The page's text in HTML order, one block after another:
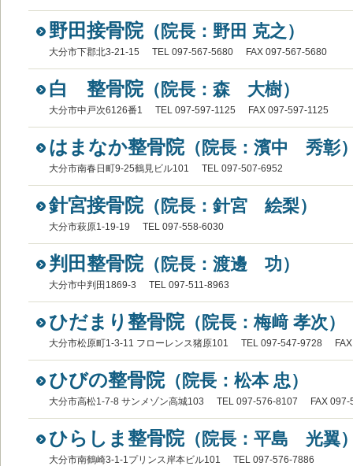
野田接骨院（院長：野田 克之）
大分市下郡北3-21-15 TEL 097-567-5680 FAX 097-567-5680
白 整骨院（院長：森 大樹）
大分市中戸次6126番1 TEL 097-597-1125 FAX 097-597-1125
はまなか整骨院（院長：濱中 秀彰
大分市南春日町9-25鶴見ビル101 TEL 097-507-6952
針宮接骨院（院長：針宮 絵梨）
大分市萩原1-19-19 TEL 097-558-6030
判田整骨院（院長：渡邊 功）
大分市中判田1869-3 TEL 097-511-8963
ひだまり整骨院（院長：梅﨑 孝次）
大分市松原町1-3-11 フローレンス猪原101 TEL 097-547-9728
ひびの整骨院（院長：松本 忠）
大分市高松1-7-8 サンメゾン高城103 TEL 097-576-8107 FAX
ひらしま整骨院（院長：平島 光翼
大分市南鶴崎3-1-1プリンス岸本ビル101 TEL 097-576-7886